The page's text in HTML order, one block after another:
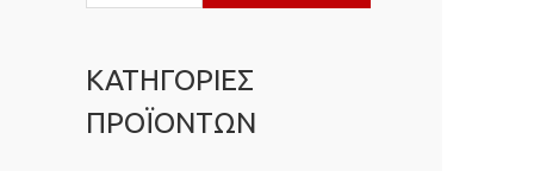
ν
ζ
ή
ΚΑΤΗΓΟΡΙΕΣ
ΠΡΟΪΟΝΤΩΝ